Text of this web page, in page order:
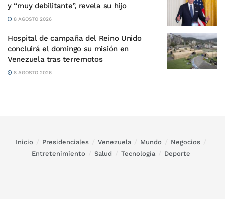
y “muy debilitante”, revela su hijo
8 AGOSTO 2026
Hospital de campaña del Reino Unido
concluirá el domingo su misión en
Venezuela tras terremotos
8 AGOSTO 2026
Inicio Presidenciales Venezuela Mundo
Negocios
Entretenimiento
Salud Tecnología Deporte